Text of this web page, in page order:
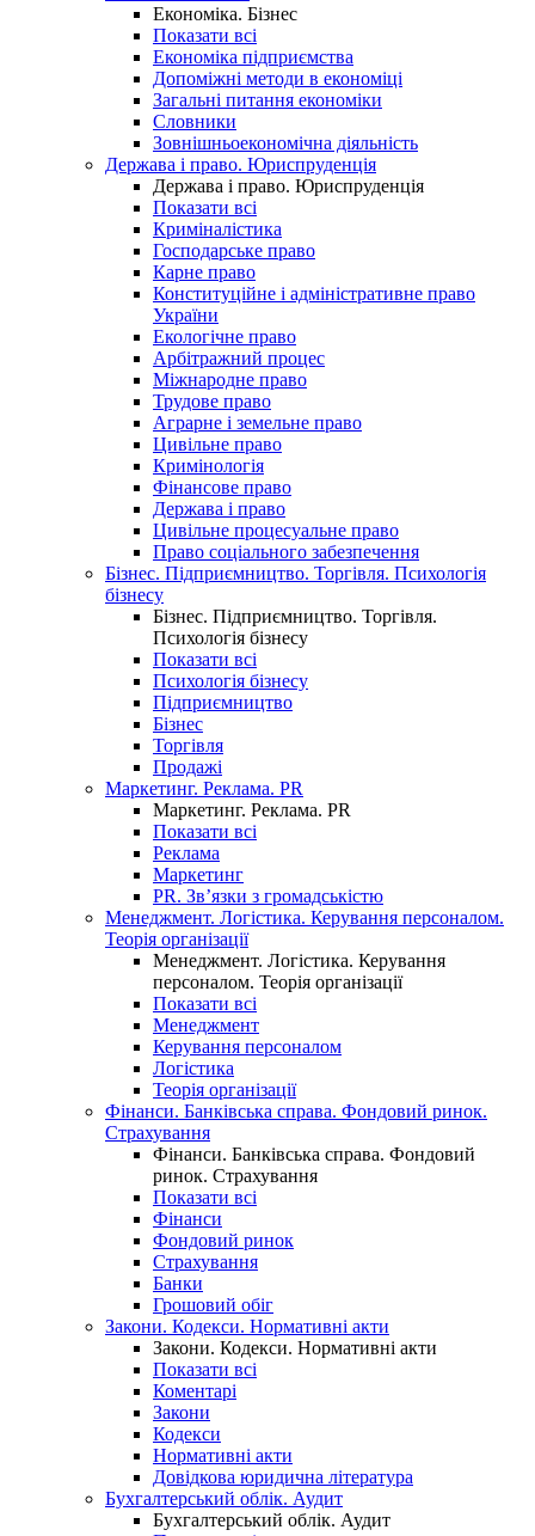
Економіка. Бізнес
Показати всі
Економіка підприємства
Допоміжні методи в економіці
Загальні питання економіки
Словники
Зовнішньоекономічна діяльність
Держава і право. Юриспруденція
Держава і право. Юриспруденція
Показати всі
Криміналістика
Господарське право
Карне право
Конституційне і адміністративне право
України
Екологічне право
Арбітражний процес
Міжнародне право
Трудове право
Аграрне і земельне право
Цивільне право
Кримінологія
Фінансове право
Держава і право
Цивільне процесуальне право
Право соціального забезпечення
Бізнес. Підприємництво. Торгівля. Психологія
бізнесу
Бізнес. Підприємництво. Торгівля.
Психологія бізнесу
Показати всі
Психологія бізнесу
Підприємництво
Бізнес
Торгівля
Продажі
Маркетинг. Реклама. PR
Маркетинг. Реклама. PR
Показати всі
Реклама
Маркетинг
PR. Зв’язки з громадськістю
Менеджмент. Логістика. Керування персоналом.
Теорія організації
Менеджмент. Логістика. Керування
персоналом. Теорія організації
Показати всі
Менеджмент
Керування персоналом
Логістика
Теорія організації
Фінанси. Банківська справа. Фондовий ринок.
Страхування
Фінанси. Банківська справа. Фондовий
ринок. Страхування
Показати всі
Фінанси
Фондовий ринок
Страхування
Банки
Грошовий обіг
Закони. Кодекси. Нормативні акти
Закони. Кодекси. Нормативні акти
Показати всі
Коментарі
Закони
Кодекси
Нормативні акти
Довідкова юридична література
Бухгалтерський облік. Аудит
Бухгалтерський облік. Аудит